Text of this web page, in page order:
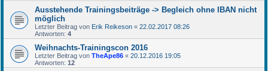
Ausstehende Trainingsbeiträge -> Begleich ohne IBAN nicht
möglich
Letzter Beitrag von Erik Reikeson « 22.02.2017 08:26
Antworten: 4
Weihnachts-Trainingscon 2016
Letzter Beitrag von TheApe86 « 20.12.2016 19:05
Antworten: 12